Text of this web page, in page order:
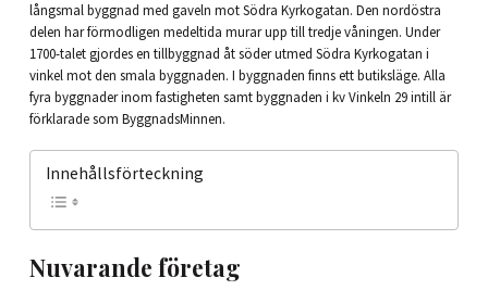
långsmal byggnad med gaveln mot Södra Kyrkogatan. Den nordöstra
delen har förmodligen medeltida murar upp till tredje våningen. Under
1700-talet gjordes en tillbyggnad åt söder utmed Södra Kyrkogatan i
vinkel mot den smala byggnaden. I byggnaden finns ett butiksläge. Alla
fyra byggnader inom fastigheten samt byggnaden i kv Vinkeln 29 intill är
förklarade som ByggnadsMinnen.
Innehållsförteckning
Nuvarande företag